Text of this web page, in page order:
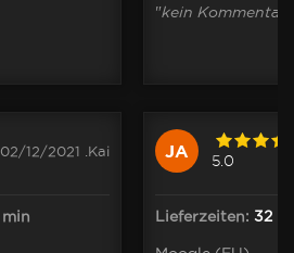
02/12/2021 .Kai
min
"kein Kommentar
JA 5.0
Lieferzeiten: 32